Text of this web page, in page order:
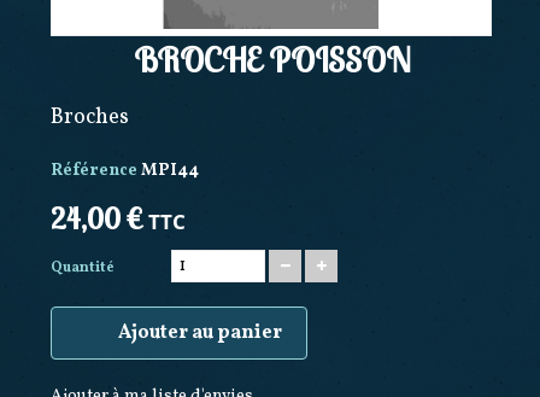
BROCHE POISSON
Broches
Référence MPI44
24,00 €TTC
Quantité
Ajouter au panier